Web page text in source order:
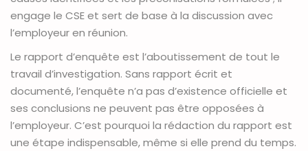
engage le CSE et sert de base à la discussion avec
l’employeur en réunion.
Le rapport d’enquête est l’aboutissement de tout le
travail d’investigation. Sans rapport écrit et
documenté, l’enquête n’a pas d’existence officielle et
ses conclusions ne peuvent pas être opposées à
l’employeur. C’est pourquoi la rédaction du rapport est
une étape indispensable, même si elle prend du temps.